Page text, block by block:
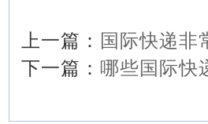
上一篇： 国际快递非
下一篇： 哪些国际快